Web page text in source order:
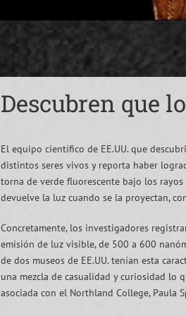
Descubren que
El equipo científico de EE.UU. que
distintos seres vivos y reporta haber
torna de verde fluorescente bajo los
devuelve la luz cuando se la proyectan,
Concretamente, los investigadores
emisión de luz visible, de 500 a 600
de dos museos de EE.UU. tenían esta
una mezcla de casualidad y curiosidad lo
asociada con el Northland College, Paula